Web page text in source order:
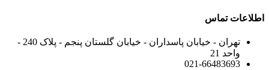
اطلاعات تماس
تهران - خیابان پاسداران - خیابان گلستان پنجم - پلاک 240 -
واحد 21
021-66483693